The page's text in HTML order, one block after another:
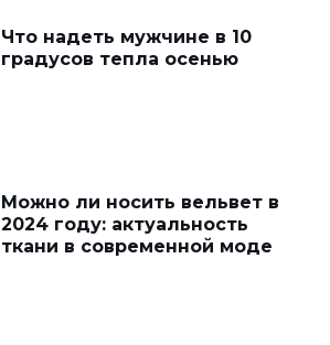
Что надеть мужчине в 10
градусов тепла осенью
Можно ли носить вельвет в
2024 году: актуальность
ткани в современной моде